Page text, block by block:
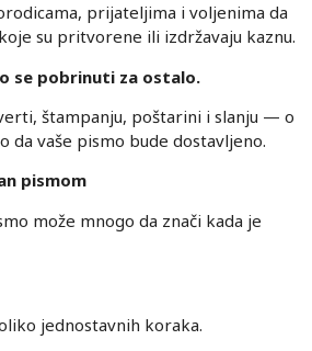
prijateljima i voljenima da
su pritvorene ili izdržavaju kaznu.
se pobrinuti za ostalo.
štampanju, poštarini i slanju — o
da vaše pismo bude dostavljeno.
pismom
može mnogo da znači kada je
jednostavnih koraka.